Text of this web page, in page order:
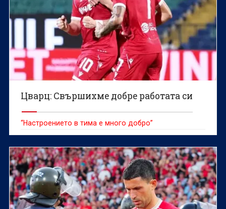
Цварц: Свършихме добре работата си
“Настроението в тима е много добро”